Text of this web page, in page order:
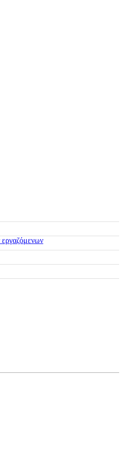
εργαζόμενων